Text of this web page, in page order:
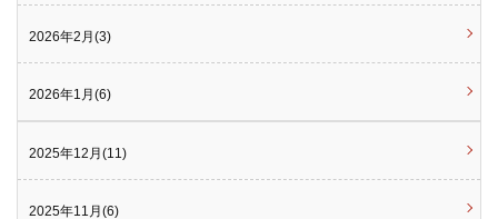
2026年2月(3)
2026年1月(6)
2025年12月(11)
2025年11月(6)